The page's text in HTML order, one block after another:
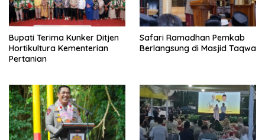
Bupati Terima Kunker Ditjen
Hortikultura Kementerian
Pertanian
Safari Ramadhan Pemkab
Berlangsung di Masjid Taqwa